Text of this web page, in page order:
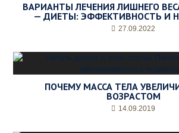
ВАРИАНТЫ ЛЕЧЕНИЯ ЛИШНЕГО
— ДИЕТЫ: ЭФФЕКТИВНОСТЬ И
27.09.2022
ПОЧЕМУ МАССА ТЕЛА
ВОЗРАСТОМ
14.09.2019